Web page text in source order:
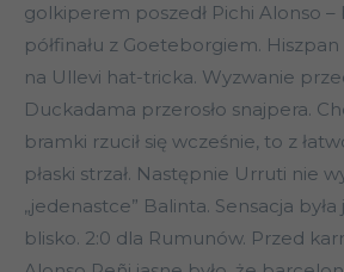
golkiperem poszedł Pichi Alonso
półfinału z Goeteborgiem.
na Ullevi hat-tricka. Wyzwanie
Duckadama przerosło snajpera.
bramki rzucił się wcześnie, to z
płaski strzał. Następnie Urruti nie
„jedenastce” Balinta. Sensacja
blisko. 2:0 dla Rumunów. Przed